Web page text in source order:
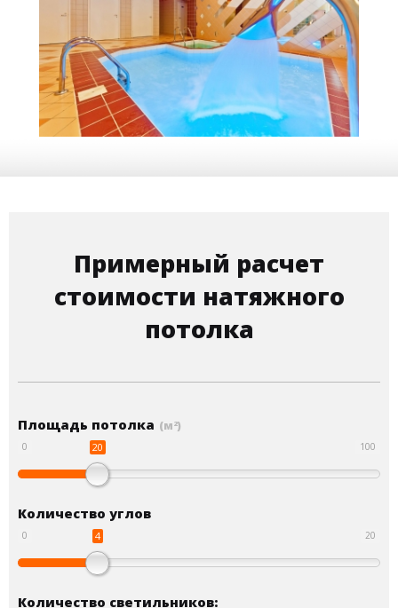
Площадь 43 м Стоимость 36 000 руб.
Примерный расчет
стоимости натяжного
потолка
Площадь потолка (м 2)
0 100
20
Количество углов
0 20
4
Количество светильников: